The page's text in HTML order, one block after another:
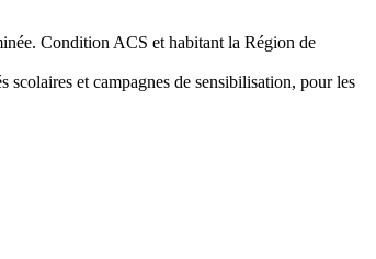
Condition ACS et habitant la Région de
et campagnes de sensibilisation, pour les